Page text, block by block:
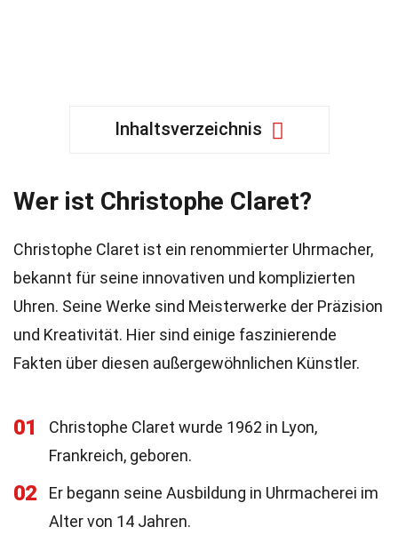
Inhaltsverzeichnis
Wer ist Christophe Claret?
Christophe Claret ist ein renommierter Uhrmacher,
bekannt für seine innovativen und komplizierten
Uhren. Seine Werke sind Meisterwerke der Präzision
und Kreativität. Hier sind einige faszinierende
Fakten über diesen außergewöhnlichen Künstler.
01
Christophe Claret wurde 1962 in Lyon,
Frankreich, geboren.
02
Er begann seine Ausbildung in Uhrmacherei im
Alter von 14 Jahren.